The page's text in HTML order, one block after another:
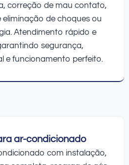
correção de mau contato,
eliminação de choques ou
Atendimento rápido e
segurança,
e funcionamento perfeito.
ar-condicionado
com instalação,